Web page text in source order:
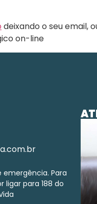
deixando o seu email,
on-line
Para
para 188 do